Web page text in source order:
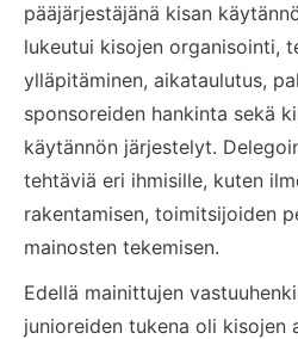
pääjärjestäjänä kisan
lukeutui kisojen organisointi,
ylläpitäminen, aikataulutus,
sponsoreiden hankinta sekä
käytännön järjestelyt.
tehtäviä eri ihmisille, kuten
rakentamisen, toimitsijoiden
mainosten tekemisen.
Edellä mainittujen
junioreiden tukena oli kisojen